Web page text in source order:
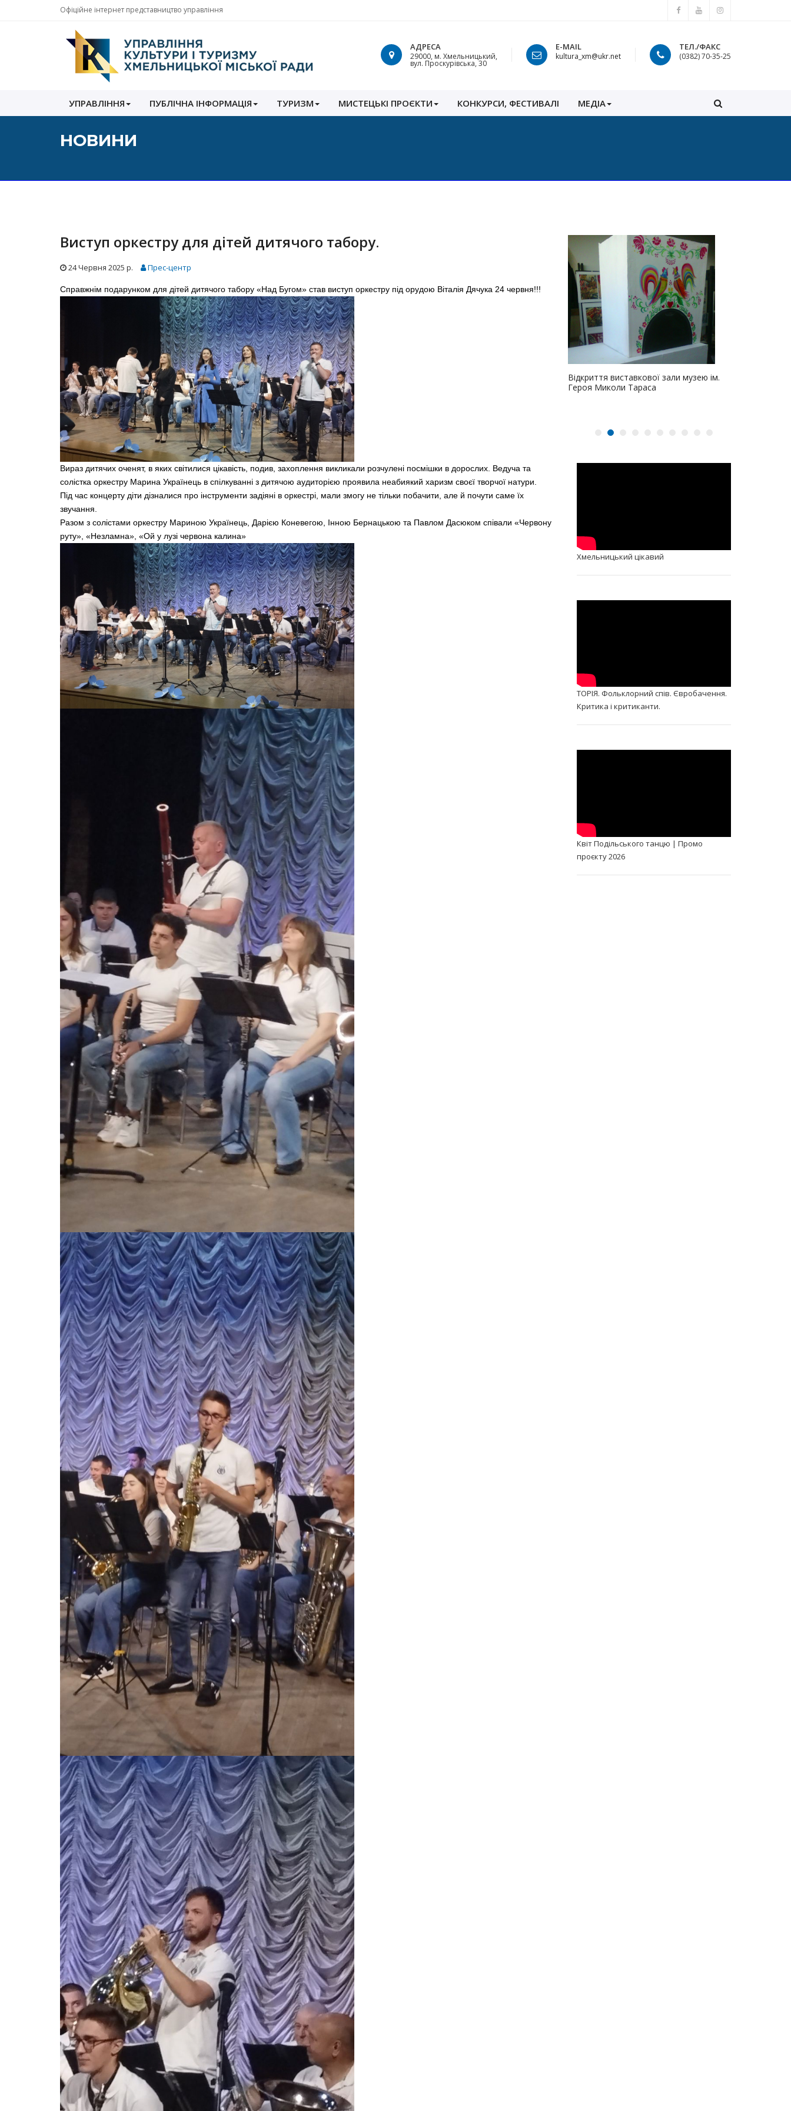
Офіційне інтернет представництво управління
культури
і
Хмельницької
АДРЕСА
29000, м. Хмельницький,
вул. Проскурівська, 30
E-MAIL
kultura_xm@ukr.net
ТЕЛ./ФАКС
(0382) 70-35-25
УПРАВЛІННЯ ПУБЛІЧНА ІНФОРМАЦІЯ ТУРИЗМ МИСТЕЦЬКІ ПРОЄКТИ КОНКУРСИ, ФЕСТИВАЛІ МЕДІА
НОВИНИ
Виступ оркестру для дітей дитячого табору.
24 Червня 2025 р. Прес-центр
Справжнім подарунком для дітей дитячого табору «Над Бугом» став виступ оркестру під орудою Віталія Дячука 24 червня!!!
Вираз дитячих оченят, в яких світилися цікавість, подив, захоплення викликали розчулені посмішки в дорослих. Ведуча та
солістка оркестру Марина Українець в спілкуванні з дитячою аудиторією проявила неабиякий харизм своєї творчої натури.
Під час концерту діти дізналися про інструменти задіяні в оркестрі, мали змогу не тільки побачити, але й почути саме їх
звучання.
Разом з солістами оркестру Мариною Українець, Дарією Коневегою, Інною Бернацькою та Павлом Дасюком співали «Червону
руту», «Незламна», «Ой у лузі червона калина»
Фестиваль "Нестримний потік - 2021" HlushenkovFolkfest - 2019
Відкриття виставкової зали музею ім.
Героя Миколи Тараса
Хмельницький цікавий
ТОРІЯ. Фольклорний спів. Євробачення.
Критика і критиканти.
Квіт Подільського танцю | Промо
проєкту 2026